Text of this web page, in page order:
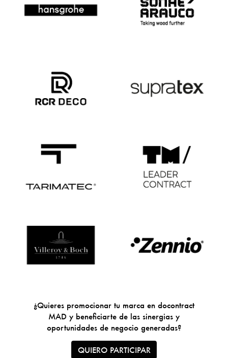
¿Quieres promocionar tu marca en docontract
MAD y beneficiarte de las sinergias y
oportunidades de negocio generadas?
QUIERO PARTICIPAR